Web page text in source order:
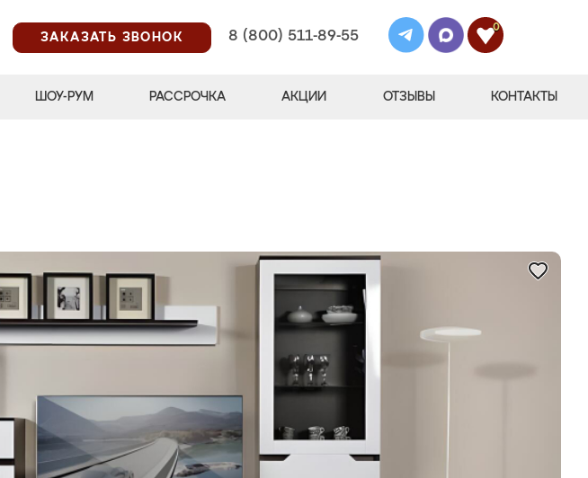
ЗАКАЗАТЬ ЗВОНОК
8 (800) 511-89-55
0
ШОУ-РУМ РАССРОЧКА АКЦИИ ОТЗЫВЫ КОНТАКТЫ